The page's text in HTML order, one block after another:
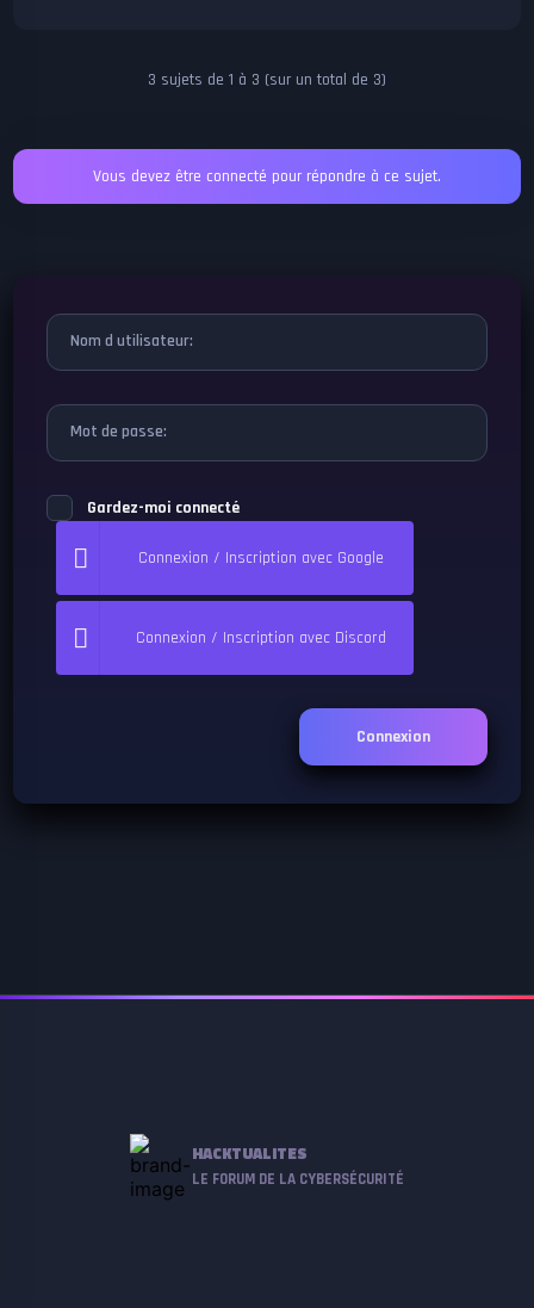
3 sujets de 1 à 3 (sur un total de 3)
Vous devez être connecté pour répondre à ce sujet.
Nom d utilisateur:
Mot de passe:
Gardez-moi connecté
Connexion / Inscription avec Google
Connexion / Inscription avec Discord
Connexion
HACKTUALITES
LE FORUM DE LA CYBERSÉCURITÉ